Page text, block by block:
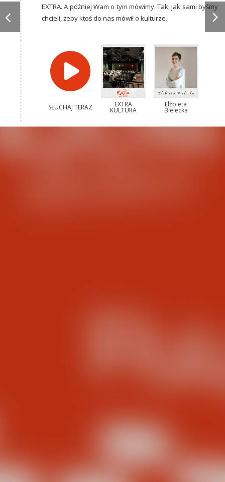
EXTRA. A później Wam o tym mówimy. Tak, jak sami byśmy
chcieli, żeby ktoś do nas mówił o kulturze.
SŁUCHAJ TERAZ EXTRA
KULTURA
Elżbieta
Bielecka